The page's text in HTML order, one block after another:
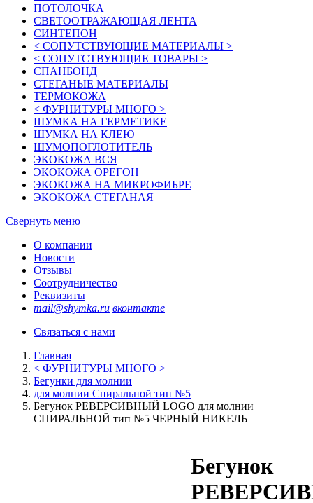
ПОТОЛОЧКА
СВЕТООТРАЖАЮЩАЯ ЛЕНТА
СИНТЕПОН
< СОПУТСТВУЮЩИЕ МАТЕРИАЛЫ >
< СОПУТСТВУЮЩИЕ ТОВАРЫ >
СПАНБОНД
СТЕГАНЫЕ МАТЕРИАЛЫ
ТЕРМОКОЖА
< ФУРНИТУРЫ МНОГО >
ШУМКА НА ГЕРМЕТИКЕ
ШУМКА НА КЛЕЮ
ШУМОПОГЛОТИТЕЛЬ
ЭКОКОЖА ВСЯ
ЭКОКОЖА ОРЕГОН
ЭКОКОЖА НА МИКРОФИБРЕ
ЭКОКОЖА СТЕГАНАЯ
Свернуть меню
О компании
Новости
Отзывы
Соотрудничество
Реквизиты
mail@shymka.ru вконтакте
Связаться с нами
Главная
< ФУРНИТУРЫ МНОГО >
Бегунки для молнии
для молнии Спиральной тип №5
Бегунок РЕВЕРСИВНЫЙ LOGO для молнии
СПИРАЛЬНОЙ тип №5 ЧЕРНЫЙ НИКЕЛЬ
Бегунок